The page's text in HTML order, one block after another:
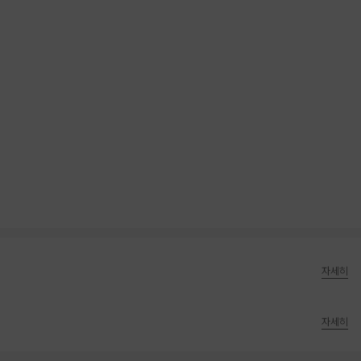
자세히
자세히